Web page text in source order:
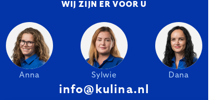
WIJ ZIJN ER VOOR U
Anna Sylwie Dana
info@kulina.nl